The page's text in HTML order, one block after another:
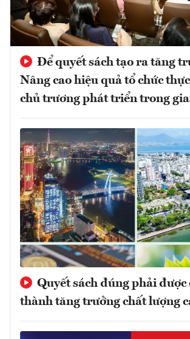
Để quyết sách tạo ra tăng
Nâng cao hiệu quả tổ chức
chủ trương phát triển trong
Quyết sách đúng phải được
thành tăng trưởng chất lượng